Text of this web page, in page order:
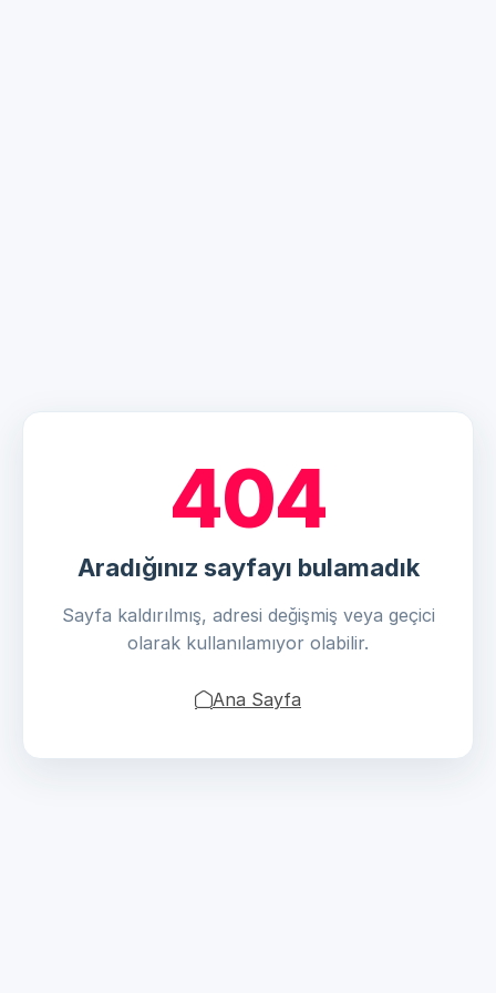
404
Aradığınız sayfayı bulamadık
Sayfa kaldırılmış, adresi değişmiş veya geçici
olarak kullanılamıyor olabilir.
Ana Sayfa